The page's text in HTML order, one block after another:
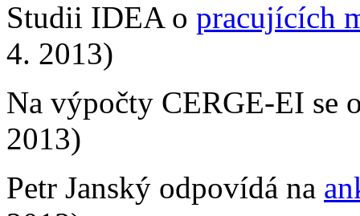
Studii IDEA o pracujících
4. 2013)
Na výpočty CERGE-EI se
2013)
Petr Janský odpovídá na